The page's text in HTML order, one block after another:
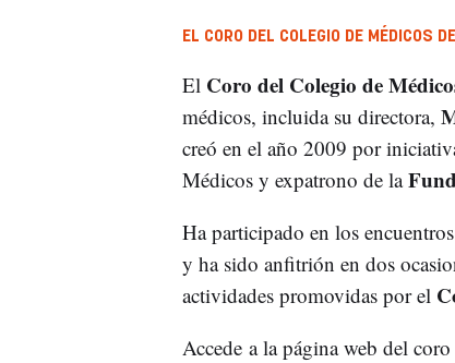
EL CORO DEL COLEGIO DE MÉDICOS
El Coro del Colegio de
médicos, incluida su directora,
creó en el año 2009 por
Médicos y expatrono de la
Ha participado en los
y ha sido anfitrión en dos
actividades promovidas por el
Accede a la página web del coro